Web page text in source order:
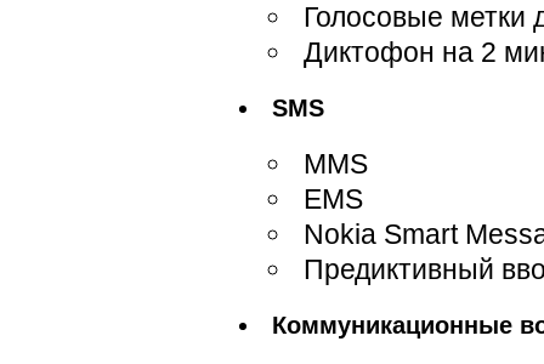
Голосовые метки
Диктофон на 2
SMS
MMS
EMS
Nokia Smart
Предиктивный
Коммуникационные